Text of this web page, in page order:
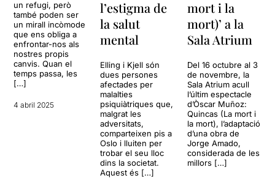
un refugi, però
també poden ser
un mirall incòmode
que ens obliga a
enfrontar-nos als
nostres propis
canvis. Quan el
temps passa, les
[…]
4 abril 2025
l’estigma de
la salut
mental
Elling i Kjell són
dues persones
afectades per
malalties
psiquiàtriques que,
malgrat les
adversitats,
comparteixen pis a
Oslo i lluiten per
trobar el seu lloc
dins la societat.
Aquest és […]
mort i la
mort)’ a la
Sala Atrium
Del 16 octubre al 3
de novembre, la
Sala Atrium acull
l’últim espectacle
d’Òscar Muñoz:
Quincas (La mort i
la mort), l’adaptació
d’una obra de
Jorge Amado,
considerada de les
millors […]